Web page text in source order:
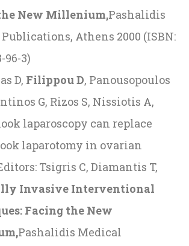
New Millenium,Pashalidis
Athens 2000 (ISBN:
96-3)
D, Filippou D, Panousopoulos
G, Rizos S, Nissiotis A,
laparoscopy can replace
laparotomy in ovarian
Tsigris C, Diamantis T,
Invasive Interventional
Facing the New
Pashalidis Medical